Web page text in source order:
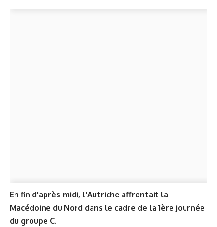
En fin d'après-midi, l'Autriche affrontait la
Macédoine du Nord dans le cadre de la 1ère journée
du groupe C.